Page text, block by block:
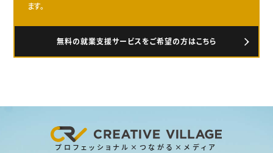
ます。
無料の就業支援サービスをご希望の方はこちら
プロフェッショナル×つながる×メディア